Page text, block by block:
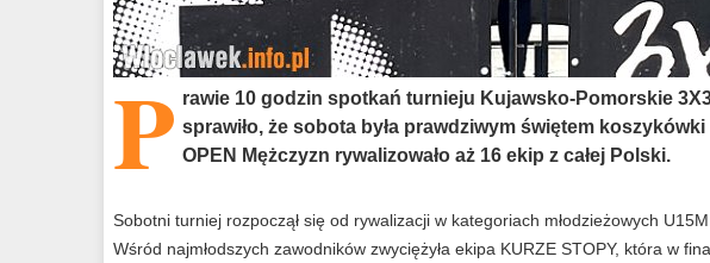
P rawie 10 godzin spotkań turnieju Kujawsko-Pomorskie
sprawiło, że sobota była prawdziwym świętem
OPEN Mężczyzn rywalizowało aż 16 ekip z całej Polski.
Sobotni turniej rozpoczął się od rywalizacji w kategoriach młodzieżowych
Wśród najmłodszych zawodników zwyciężyła ekipa KURZE STOPY, która w